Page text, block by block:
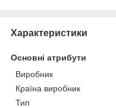
Характеристики
Основні атрибути
Виробник
Країна виробник
Тип